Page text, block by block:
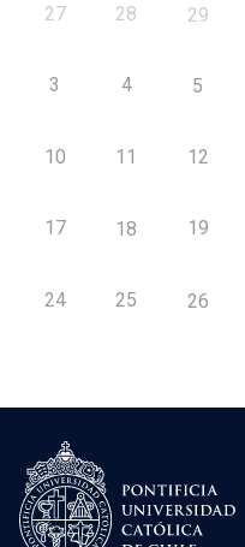
27 28 29
3 4 5
10 11 12
17 18 19
24 25 26